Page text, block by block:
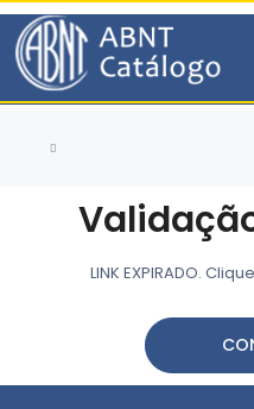
LINK EXPIRADO.